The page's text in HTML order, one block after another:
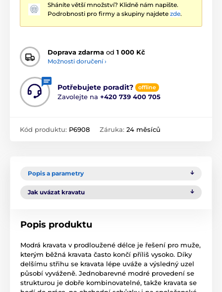
Sháníte větší množství? Klidně nám napište.
Podrobnosti pro firmy a skupiny najdete zde.
Doprava zdarma od 1 000 Kč
Možnosti doručení ›
Potřebujete poradit? offline
Zavolejte na +420 739 400 705
Kód produktu: P6908 Záruka: 24 měsíců
Popis a parametry
Jak uvázat kravatu
Popis produktu
Modrá kravata v prodloužené délce je řešení pro muže,
kterým běžná kravata často končí příliš vysoko. Díky
delšímu střihu se kravata lépe uváže a výsledný uzel
působí vyváženě. Jednobarevné modré provedení se
strukturou je dobře kombinovatelné, takže kravata se